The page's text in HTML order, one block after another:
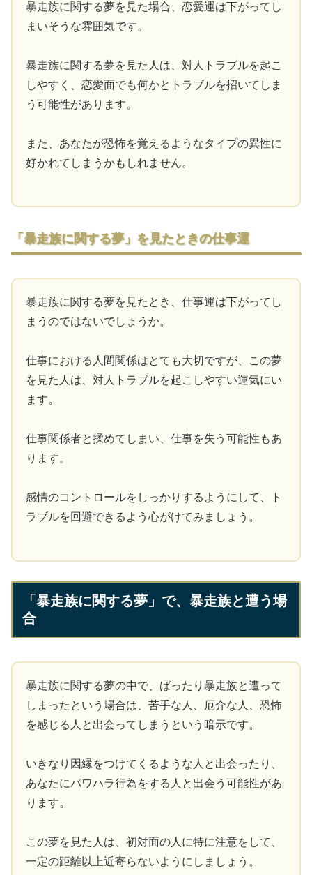
暴走族に関する夢を見た場合、恋愛運は下がってし
まいそうな雰囲気です。
暴走族に関する夢を見た人は、対人トラブルを起こ
しやすく、恋愛面でも何かとトラブルを招いてしま
う可能性があります。
また、あなたが恐怖を覚えるようなタイプの異性に
好かれてしまうかもしれません。
「暴走族に関する夢」を見たときの仕事運
暴走族に関する夢を見たとき、仕事運は下がってし
まうのではないでしょうか。
仕事における人間関係はとても大切ですが、この夢
を見た人は、対人トラブルを起こしやすい運気にい
ます。
仕事関係者と揉めてしまい、仕事を失う可能性もあ
ります。
感情のコントロールをしっかりするようにして、ト
ラブルを回避できるよう心がけてみましょう。
「暴走族に関する夢」で、暴走族と遭う場
合
暴走族に関する夢の中で、ばったり暴走族と遭って
しまったという場合は、苦手な人、厄介な人、恐怖
を感じる人と出会ってしまうという暗示です。
いきなり因縁をつけてくるような人と出会ったり、
あなたにパワハラ行為をする人と出会う可能性があ
ります。
この夢を見た人は、初対面の人に特に注意をして、
一定の距離以上近寄らないようにしましょう。